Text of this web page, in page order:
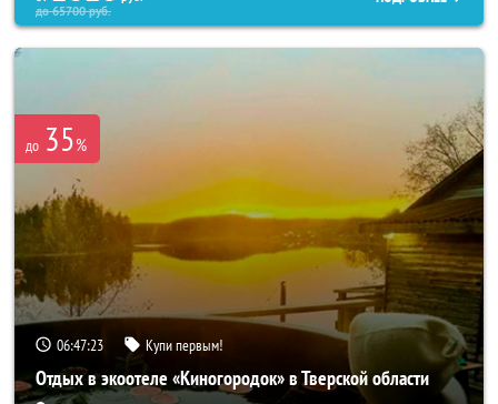
до65700руб.
до 35%
06:47:21 Купи первым!
Отдых в экоотеле «Киногородок» в Тверской области